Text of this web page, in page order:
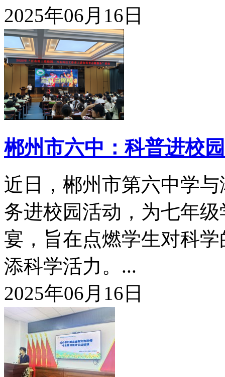
2025年06月16日
郴州市六中：科普进校
近日，郴州市第六中学
务进校园活动，为七年
宴，旨在点燃学生对科
添科学活力。...
2025年06月16日